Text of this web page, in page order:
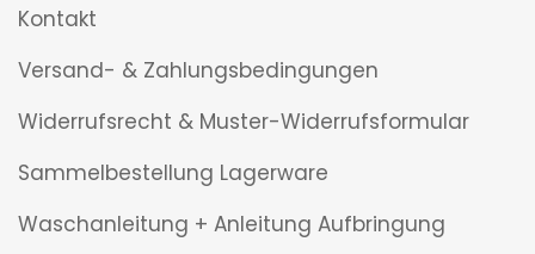
Kontakt
Versand- & Zahlungsbedingungen
Widerrufsrecht & Muster-Widerrufsformular
Sammelbestellung Lagerware
Waschanleitung + Anleitung Aufbringung